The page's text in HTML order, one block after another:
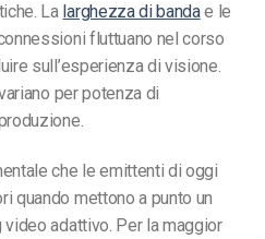
La larghezza di bandae le
fluttuano nel corso
sull’esperienza di visione.
per potenza di
che le emittenti di oggi
quando mettono a punto un
adattivo. Per la maggior